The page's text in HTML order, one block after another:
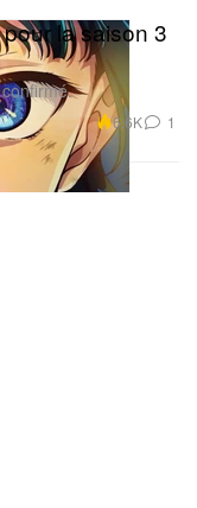
la saison 3
6.6K 1